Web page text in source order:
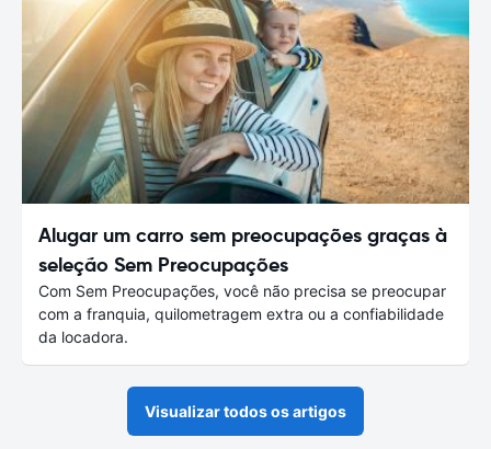
Alugar um carro sem preocupações graças à
seleção Sem Preocupações
Com Sem Preocupações, você não precisa se preocupar
com a franquia, quilometragem extra ou a confiabilidade
da locadora.
Visualizar todos os artigos